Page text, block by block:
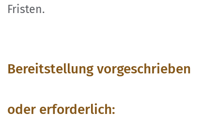
Fristen.
Bereitstellung vorgeschrieben
oder erforderlich: